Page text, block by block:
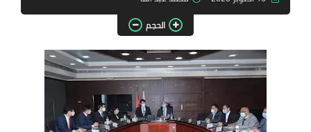
مقالات واراء
محافظات
القاهرة
القليوبية
الحجم